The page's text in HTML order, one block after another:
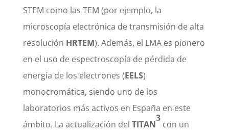
STEM como las TEM (por ejemplo, la
microscopía electrónica de transmisión de alta
resolución HRTEM). Además, el LMA es pionero
en el uso de espectroscopía de pérdida de
energía de los electrones (EELS)
monocromática, siendo uno de los
laboratorios más activos en España en este
ámbito. La actualización del TITAN
3
con un